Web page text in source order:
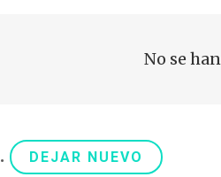
No se
. DEJAR NUEVO